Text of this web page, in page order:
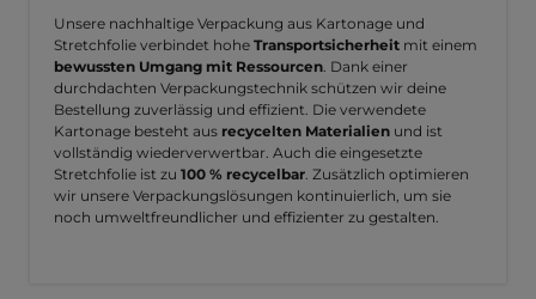
Unsere nachhaltige Verpackung aus Kartonage und
Stretchfolie verbindet hohe Transportsicherheit mit einem
bewussten Umgang mit Ressourcen . Dank einer
durchdachten Verpackungstechnik schützen wir deine
Bestellung zuverlässig und effizient. Die verwendete
Kartonage besteht aus recycelten Materialien und ist
vollständig wiederverwertbar. Auch die eingesetzte
Stretchfolie ist zu 100 % recycelbar . Zusätzlich optimieren
wir unsere Verpackungslösungen kontinuierlich, um sie
noch umweltfreundlicher und effizienter zu gestalten.